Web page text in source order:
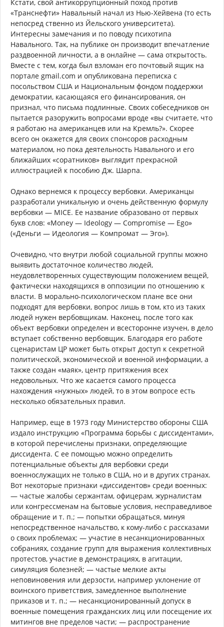
Кстати, свой антикоррупционный поход против
«Транснефти» Навальный начал из Нью-Хейвена (то есть
непосред ственно из Йельского университета).
Интересны замечания и по поводу психотипа
Навального. Так, на публике он производит впечатление
раздвоенной личности, а в онлайне — сама открытость.
Вместе с тем, когда был взломан его почтовый ящик на
портале gmail.com и опубликована переписка с
посольством США и Национальным фондом поддержки
демократии, касающаяся его финансирования, он
признал, что письма подлинные. Своих собеседников он
пытается разоружить вопросами вроде «вы считаете, что
я работаю на американцев или на Кремль?». Скорее
всего он окажется для своих спонсоров расходным
материалом, но пока деятельность Навального и его
ближайших «соратников» выглядит прекрасной
иллюстрацией к пособию Дж. Шарпа.
Однако вернемся к процессу вербовки. Американцы
разработали уникальную и очень действенную формулу
вербовки — MICE. Ее название образовано от первых
букв слов: «Money — Ideology — Compromise — Ego»
(«Деньги — Идеология — Компромат — Эго»).
Очевидно, что внутри любой социальной группы можно
выявить достаточное количество людей,
неудовлетворенных существующим положением вещей,
фактически находящихся в оппозиции по отношению к
власти. В морально-психологическом плане все они
подходят для вербовки, вопрос лишь в том, кто из таких
людей нужен вербовщикам. Наконец, после того как
объект вербовки определен и всесторонне изучен, в дело
вступает собственно вербовщик. Благодаря его работе
сценаристам ЦР может быть открыт доступ к секретной
политической, экономической и военной информации, а
также создан «маяк», центр притяжения всех
недовольных. Что же касается самого процесса
нахождения «нужных» людей, то в этом вопросе есть
несколько обязательных правил.
Например, еще в 1973 году Министерство обороны США
издало инструкцию «Программа борьбы с диссидентами»,
в которой перечислены признаки, определяющие
диссидента. С ее помощью можно определить
потенциальные объекты для вербовки среди
военнослужащих не только в США, но и в других странах.
Вот некоторые признаки «диссидентов» среди военных:
— частые жалобы сержантам, офицерам, журналистам
или конгрессменам на бытовые условия, несправедливое
обращение и т. п.; — попытки обращаться, минуя
непосредственное начальство, к кому-либо с рассказами
о своих проблемах; — участие в несанкционированных
собраниях, создание групп для выражения коллективных
протестов, участие в демонстрациях, в агитации,
симуляция болезней; — частые мелкие акты
неповиновения или дерзости, например уклонение от
воинского приветствия, замедленное выполнение
приказов и т. п.; — несанкционированный допуск в
военные помещения гражданских лиц или посещение их
митингов вне пределов части; — распространение